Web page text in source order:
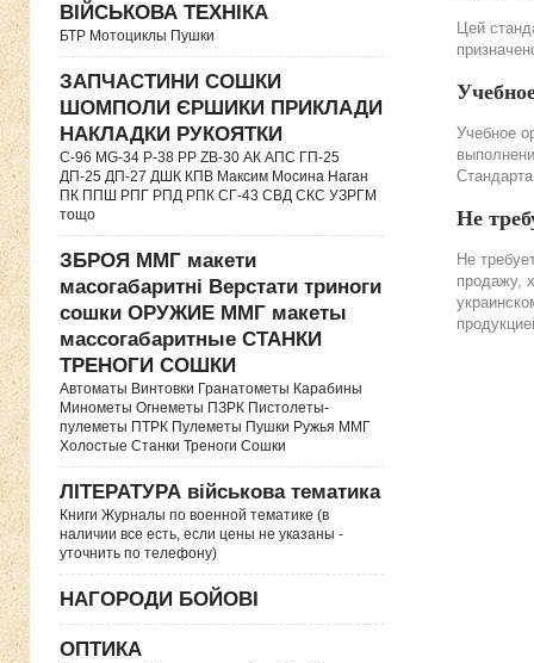
ВІЙСЬКОВА ТЕХНІКА
БТР Мотоциклы Пушки
ЗАПЧАСТИНИ СОШКИ
ШОМПОЛИ ЄРШИКИ ПРИКЛАДИ
НАКЛАДКИ РУКОЯТКИ
C-96 MG-34 P-38 PP ZB-30 АК АПС ГП-25
ДП-25 ДП-27 ДШК КПВ Максим Мосина Наган
ПК ППШ РПГ РПД РПК СГ-43 СВД CКС УЗРГМ
тощо
ЗБРОЯ ММГ макети
масогабаритні Верстати триноги
сошки ОРУЖИЕ ММГ макеты
массогабаритные СТАНКИ
ТРЕНОГИ СОШКИ
Автоматы Винтовки Гранатометы Карабины
Минометы Огнеметы ПЗРК Пистолеты-
пулеметы ПТРК Пулеметы Пушки Ружья ММГ
Холостые Станки Треноги Сошки
ЛІТЕРАТУРА військова тематика
Книги Журналы по военной тематике (в
наличии все есть, если цены не указаны -
уточнить по телефону)
НАГОРОДИ БОЙОВІ
ОПТИКА
Цей
Учебное
Не
Не
продажу,